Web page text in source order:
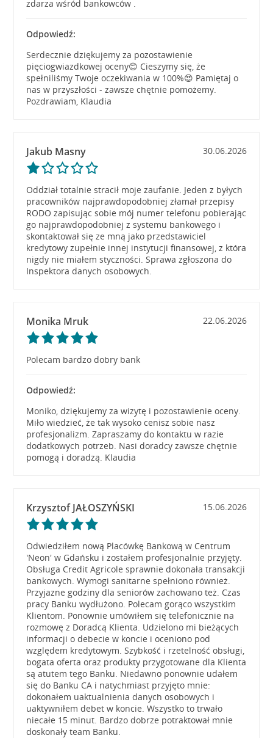
zdarza wśród bankowców .
Odpowiedź:
Serdecznie dziękujemy za pozostawienie
pięciogwiazdkowej oceny😊 Cieszymy się, że
spełniliśmy Twoje oczekiwania w 100%😍 Pamiętaj o
nas w przyszłości - zawsze chętnie pomożemy.
Pozdrawiam, Klaudia
Jakub Masny 30.06.2026
Oddział totalnie stracił moje zaufanie. Jeden z byłych
pracowników najprawdopodobniej złamał przepisy
RODO zapisując sobie mój numer telefonu pobierając
go najprawdopodobniej z systemu bankowego i
skontaktował się ze mną jako przedstawiciel
kredytowy zupełnie innej instytucji finansowej, z która
nigdy nie miałem styczności. Sprawa zgłoszona do
Inspektora danych osobowych.
Monika Mruk 22.06.2026
Polecam bardzo dobry bank
Odpowiedź:
Moniko, dziękujemy za wizytę i pozostawienie oceny.
Miło wiedzieć, że tak wysoko cenisz sobie nasz
profesjonalizm. Zapraszamy do kontaktu w razie
dodatkowych potrzeb. Nasi doradcy zawsze chętnie
pomogą i doradzą. Klaudia
Krzysztof JAŁOSZYŃSKI 15.06.2026
Odwiedziłem nową Placówkę Bankową w Centrum
'Neon' w Gdańsku i zostałem profesjonalnie przyjęty.
Obsługa Credit Agricole sprawnie dokonała transakcji
bankowych. Wymogi sanitarne spełniono również.
Przyjazne godziny dla seniorów zachowano też. Czas
pracy Banku wydłużono. Polecam gorąco wszystkim
Klientom. Ponownie umówiłem się telefonicznie na
rozmowę z Doradcą Klienta. Udzielono mi bieżących
informacji o debecie w koncie i oceniono pod
względem kredytowym. Szybkość i rzetelność obsługi,
bogata oferta oraz produkty przygotowane dla Klienta
są atutem tego Banku. Niedawno ponownie udałem
się do Banku CA i natychmiast przyjęto mnie:
dokonałem uaktualnienia danych osobowych i
uaktywniłem debet w koncie. Wszystko to trwało
niecałe 15 minut. Bardzo dobrze potraktował mnie
doskonały team Banku.